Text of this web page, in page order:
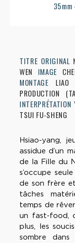
TITRE ORIGINAL
WEN IMAGE
MONTAGE LIAO
PRODUCTION
INTERPRÉTATION
TSUI FU-SHENG
Hsiao-yang,
assidue d’un
de la Fille du
s’occupe
de son frère
tâches
temps de
un fast-food,
plus, les
sombre dans